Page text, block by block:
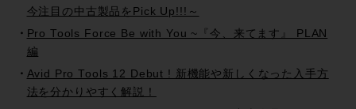
今注目の中古製品をPick Up!!!～
Pro Tools Force Be with You ~『今、来てます』 PLAN
編
Avid Pro Tools 12 Debut ! 新機能や新しくなった入手方
法を分かりやすく解説！